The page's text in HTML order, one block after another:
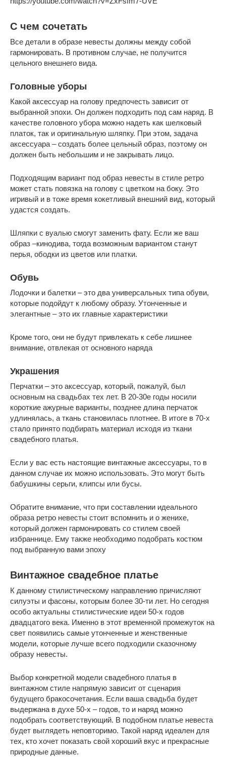
С чем сочетать
Все детали в образе невесты должны между собой
гармонировать. В противном случае, не получится
цельного внешнего вида.
Головные уборы
Какой аксессуар на голову предпочесть зависит от
выбранной эпохи. Он должен подходить под сам наряд. В
качестве головного убора можно надеть как шелковый
платок, так и оригинальную шляпку. При этом, задача
аксессуара – создать более цельный образ, поэтому он
должен быть небольшим и не закрывать лицо.
Подходящим вариант под образ невесты в стиле ретро
может стать повязка на голову с цветком на боку. Это
игривый и в тоже время кокетливый внешний вид, который
удастся создать.
Шляпки с вуалью смогут заменить фату. Если же ваш
образ –кинодива, тогда возможным вариантом станут
перья, ободки из цветов или платки.
Обувь
Лодочки и балетки – это два универсальных типа обуви,
которые подойдут к любому образу. Утонченные и
элегантные – это их главные характеристики
Кроме того, они не будут привлекать к себе лишнее
внимание, отвлекая от основного наряда
Украшения
Перчатки – это аксессуар, который, пожалуй, был
основным на свадьбах тех лет. В 20-30е годы носили
короткие ажурные варианты, позднее длина перчаток
удлинялась, а ткань становилась плотнее. В итоге в 70-х
стало принято подбирать материал исходя из ткани
свадебного платья.
Если у вас есть настоящие винтажные аксессуары, то в
данном случае их можно использовать. Это могут быть
бабушкины серьги, клипсы или бусы.
Обратите внимание, что при составлении идеального
образа ретро невесты стоит вспомнить и о женихе,
который должен гармонировать со стилем своей
избраннице. Ему также необходимо подобрать костюм
под выбранную вами эпоху
Винтажное свадебное платье
К данному стилистическому направлению причисляют
силуэты и фасоны, которым более 30-ти лет. Но сегодня
особо актуальны стилистические идеи 50-х годов
двадцатого века. Именно в этот временной промежуток на
свет появились самые утонченные и женственные
модели, которые лучше всего подходили сказочному
образу невесты.
Выбор конкретной модели свадебного платья в
винтажном стиле напрямую зависит от сценария
будущего бракосочетания. Если ваша свадьба будет
выдержана в духе 50-х – годов, то и наряд можно
подобрать соответствующий. В подобном платье невеста
будет выглядеть неповторимо. Такой наряд идеален для
тех, кто хочет показать свой хороший вкус и прекрасные
природные данные.